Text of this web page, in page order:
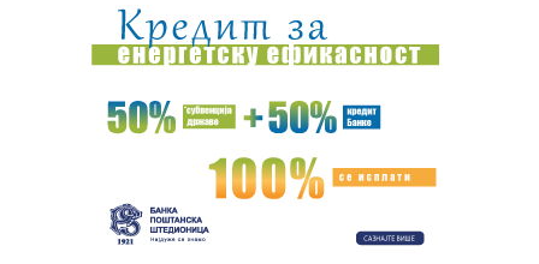
00:15:Drama na plaži u Italiji! Doktorka iz Beograda pritrčala
turist...
00:02:Na današnji dan, 6. avgust
Tri medalje za Srbiju na EP
23:47:KIKS PANATINAIKOSA UPRKOS OGROMNIM ULAGANJIMA: